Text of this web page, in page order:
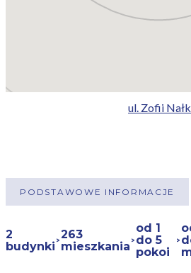
ul. Zofii
PODSTAWOWE INFORMACJE
2
budynki
263
mieszkania
od 1
do 5
pokoi